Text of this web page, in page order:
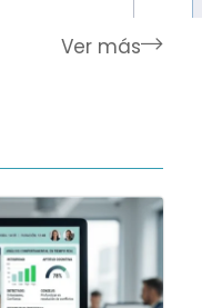
Ver más